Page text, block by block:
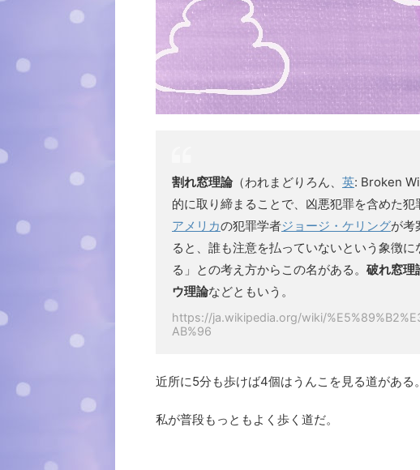
割れ窓理論（われまどりろん、 英: Broken
的に取り締まることで、凶悪犯罪を含めた犯
アメリカの犯罪学者ジョージ・ケリングが考
ると、誰も注意を払っていないという象徴
る」との考え方からこの名がある。 破れ窓理
ウ理論などともいう。
https://ja.wikipedia.org/wiki/
AB%96
近所に5分も歩けば4個はうんこを見る道がある。
私が普段もっともよく歩く道だ。